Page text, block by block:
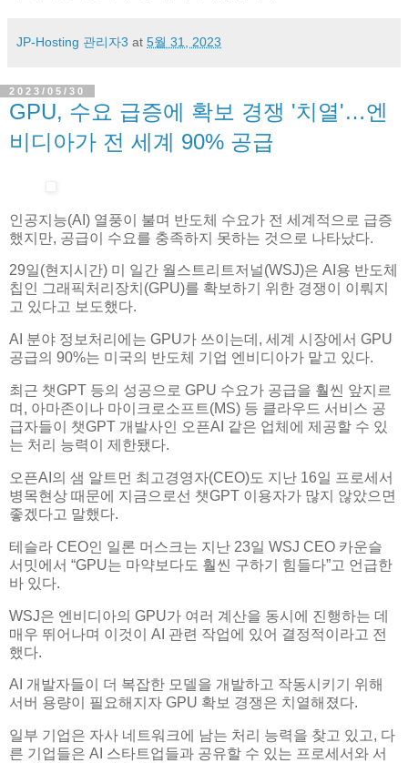
JP-Hosting 관리자3 at 5월 31, 2023
2023/05/30
GPU, 수요 급증에 확보 경쟁 '치열'…엔
비디아가 전 세계 90% 공급
인공지능(AI) 열풍이 불며 반도체 수요가 전 세계적으로 급증
했지만, 공급이 수요를 충족하지 못하는 것으로 나타났다.
29일(현지시간) 미 일간 월스트리트저널(WSJ)은 AI용 반도체
칩인 그래픽처리장치(GPU)를 확보하기 위한 경쟁이 이뤄지
고 있다고 보도했다.
AI 분야 정보처리에는 GPU가 쓰이는데, 세계 시장에서 GPU
공급의 90%는 미국의 반도체 기업 엔비디아가 맡고 있다.
최근 챗GPT 등의 성공으로 GPU 수요가 공급을 훨씬 앞지르
며, 아마존이나 마이크로소프트(MS) 등 클라우드 서비스 공
급자들이 챗GPT 개발사인 오픈AI 같은 업체에 제공할 수 있
는 처리 능력이 제한됐다.
오픈AI의 샘 알트먼 최고경영자(CEO)도 지난 16일 프로세서
병목현상 때문에 지금으로선 챗GPT 이용자가 많지 않았으면
좋겠다고 말했다.
테슬라 CEO인 일론 머스크는 지난 23일 WSJ CEO 카운슬
서밋에서 “GPU는 마약보다도 훨씬 구하기 힘들다”고 언급한
바 있다.
WSJ은 엔비디아의 GPU가 여러 계산을 동시에 진행하는 데
매우 뛰어나며 이것이 AI 관련 작업에 있어 결정적이라고 전
했다.
AI 개발자들이 더 복잡한 모델을 개발하고 작동시키기 위해
서버 용량이 필요해지자 GPU 확보 경쟁은 치열해졌다.
일부 기업은 자사 네트워크에 남는 처리 능력을 찾고 있고, 다
른 기업들은 AI 스타트업들과 공유할 수 있는 프로세서와 서